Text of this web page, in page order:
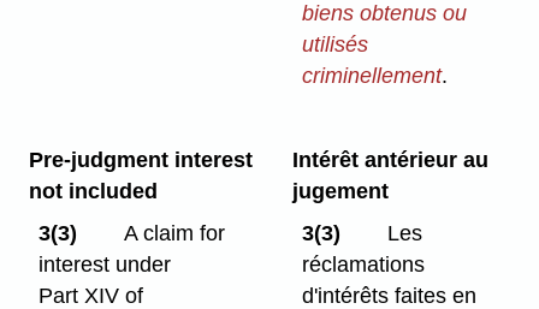
biens obtenus ou
utilisés
criminellement.
Pre-judgment interest
not included
3(3)
A claim for
interest under
Part XIV of
Intérêt antérieur au
jugement
3(3)
Les
réclamations
d'intérêts faites en